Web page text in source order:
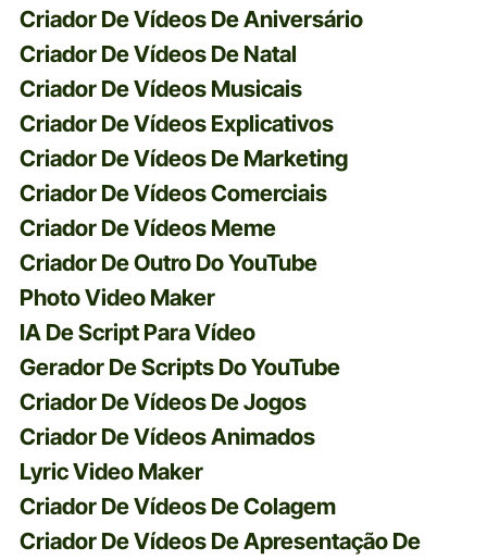
Criador De Vídeos De Aniversário
Criador De Vídeos De Natal
Criador De Vídeos Musicais
Criador De Vídeos Explicativos
Criador De Vídeos De Marketing
Criador De Vídeos Comerciais
Criador De Vídeos Meme
Criador De Outro Do YouTube
Photo Video Maker
IA De Script Para Vídeo
Gerador De Scripts Do YouTube
Criador De Vídeos De Jogos
Criador De Vídeos Animados
Lyric Video Maker
Criador De Vídeos De Colagem
Criador De Vídeos De Apresentação De